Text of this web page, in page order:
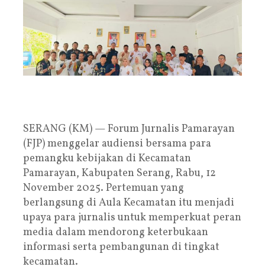
SERANG (KM) — Forum Jurnalis Pamarayan
(FJP) menggelar audiensi bersama para
pemangku kebijakan di Kecamatan
Pamarayan, Kabupaten Serang, Rabu, 12
November 2025. Pertemuan yang
berlangsung di Aula Kecamatan itu menjadi
upaya para jurnalis untuk memperkuat peran
media dalam mendorong keterbukaan
informasi serta pembangunan di tingkat
kecamatan.